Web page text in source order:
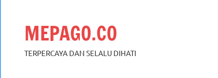
MEPAGO.CO
TERPERCAYA DAN SELALU DIHATI